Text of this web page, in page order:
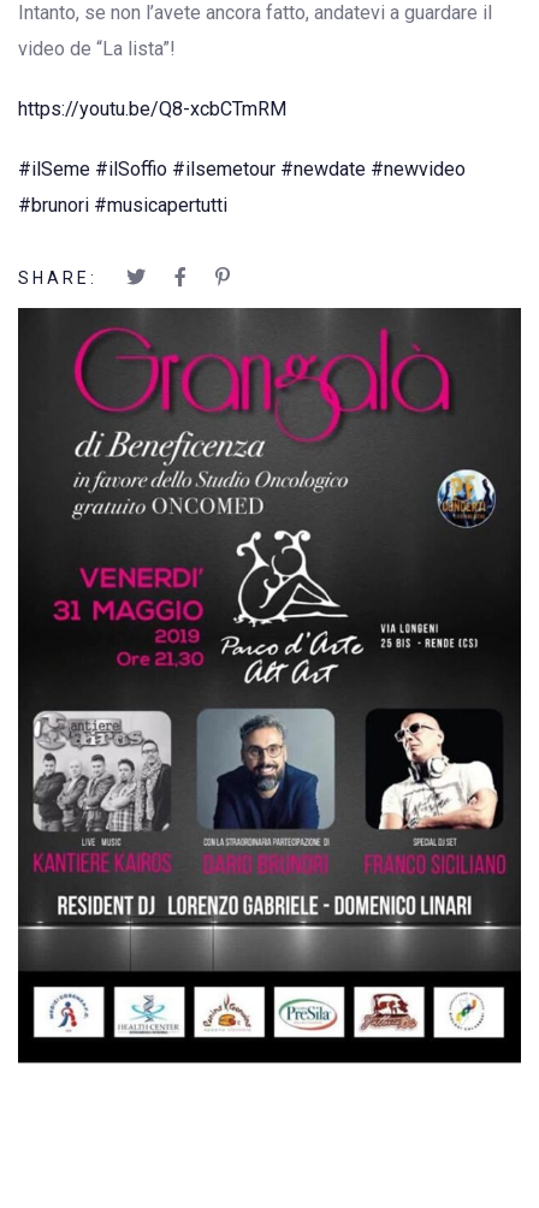
Intanto, se non l’avete ancora fatto, andatevi a guardare il
video de “La lista”!
https://youtu.be/Q8-xcbCTmRM
#ilSeme #ilSoffio #ilsemetour #newdate #newvideo
#brunori #musicapertutti
SHARE: